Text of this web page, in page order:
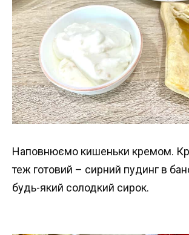
Наповнюємо кишеньки кремом.
теж готовий – сирний пудинг в
будь-який солодкий сирок.